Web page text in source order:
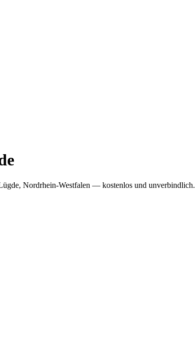
Nordrhein-Westfalen — kostenlos und unverbindlich.